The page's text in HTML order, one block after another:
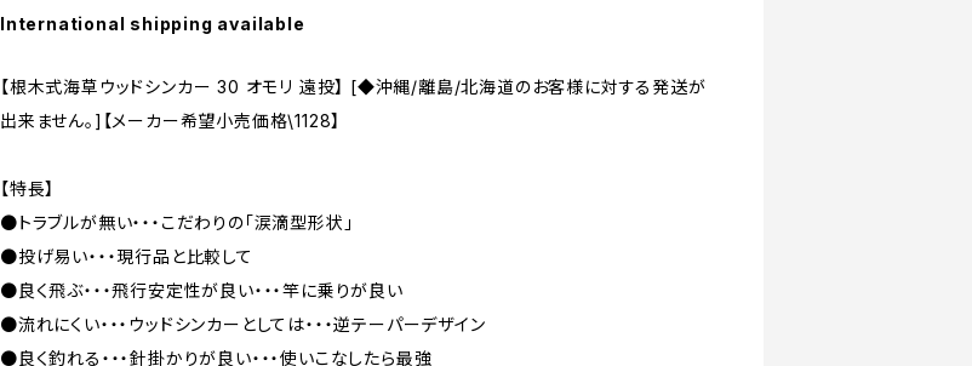
International shipping available
【根木式海草ウッドシンカー 30 オモリ 遠投】 [◆沖縄/離島/北海道のお客様に対する発送が
出来ません。]【メーカー希望小売価格\1128】
【特長】
●トラブルが無い・・・こだわりの「涙滴型形状」
●投げ易い・・・現行品と比較して
●良く飛ぶ・・・飛行安定性が良い・・・竿に乗りが良い
●流れにくい・・・ウッドシンカーとしては・・・逆テーパーデザイン
●良く釣れる・・・針掛かりが良い・・・使いこなしたら最強